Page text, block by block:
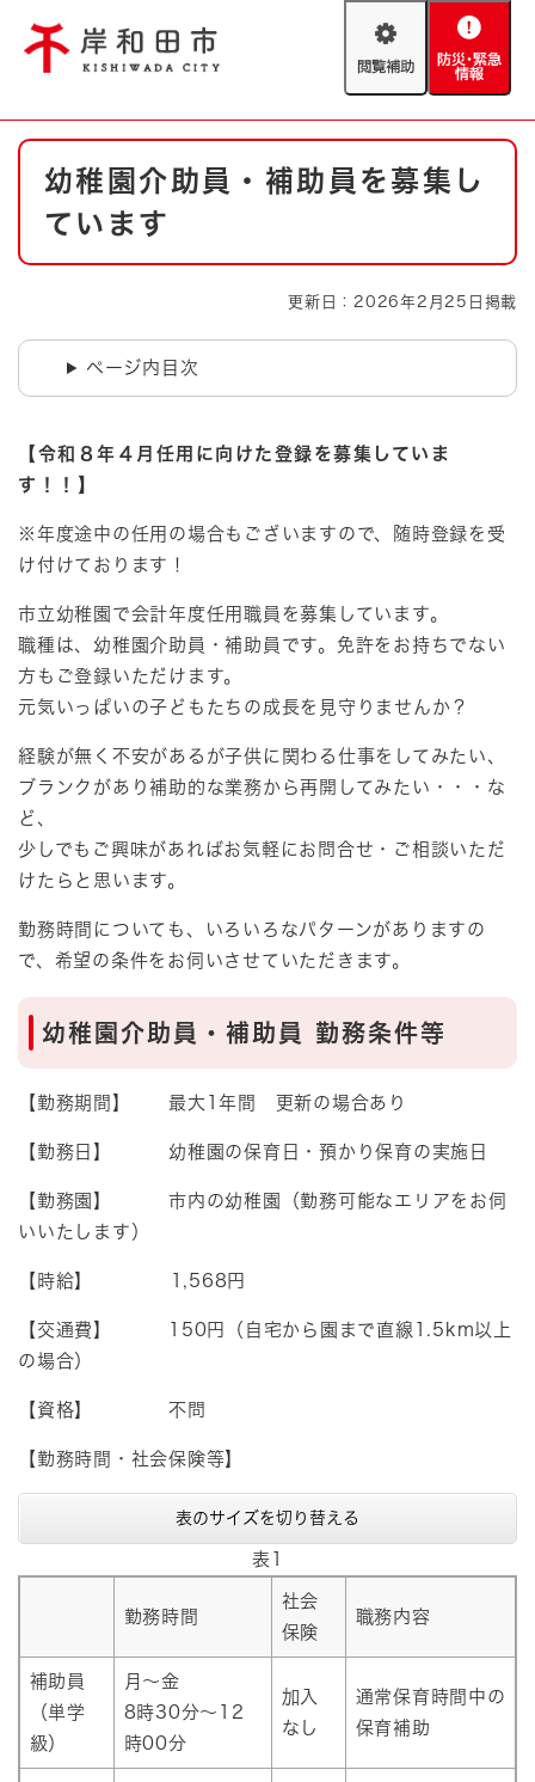
閲
助
防
緊
情
やさしい日本語
防災・緊急情報 救急・消防
ハザードマップ
本
幼稚園介助員・補助員を募集し
ています
更新日：2026年2月25日掲載
ページ内目次
【令和８年４月任用に向けた登録を募集していま
す！！】
※年度途中の任用の場合もございますので、随時登録を受
け付けております！
市立幼稚園で会計年度任用職員を募集しています。
職種は、幼稚園介助員・補助員です。免許をお持ちでない
方もご登録いただけます。
元気いっぱいの子どもたちの成長を見守りませんか？
経験が無く不安があるが子供に関わる仕事をしてみたい、
ブランクがあり補助的な業務から再開してみたい・・・な
ど、
少しでもご興味があればお気軽にお問合せ・ご相談いただ
けたらと思います。
勤務時間についても、いろいろなパターンがありますの
で、希望の条件をお伺いさせていただきます。
幼稚園介助員・補助員 勤務条件等
【勤務期間】 最大1年間 更新の場合あり
【勤務日】 幼稚園の保育日・預かり保育の実施日
【勤務園】 市内の幼稚園（勤務可能なエリアをお伺
いいたします）
【時給】 1,568円
【交通費】 150円（自宅から園まで直線1.5km以上
の場合）
【資格】 不問
【勤務時間・社会保険等】
表のサイズを切り替える
表1
勤務時間
社会
保険
職務内容
補助員
（単学
級）
月～金
8時30分～12
時00分
加入
なし
通常保育時間中の
保育補助